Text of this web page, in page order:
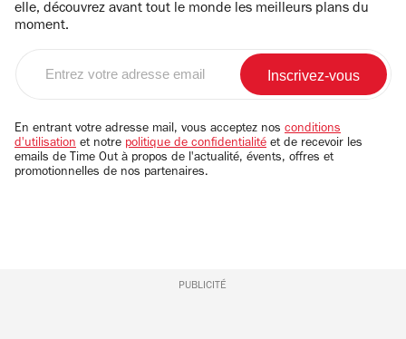
elle, découvrez avant tout le monde les meilleurs plans du
moment.
email
En entrant votre adresse mail, vous acceptez nos conditions
d'utilisation et notre politique de confidentialité et de recevoir les
emails de Time Out à propos de l'actualité, évents, offres et
promotionnelles de nos partenaires.
PUBLICITÉ